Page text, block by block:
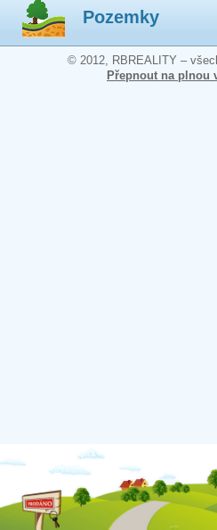
Pozemky
© 2012, RBREALITY –
Přepnout na plnou